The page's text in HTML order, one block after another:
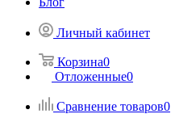
Личный кабинет
Корзина0
Отложенные0
Сравнение товаров0